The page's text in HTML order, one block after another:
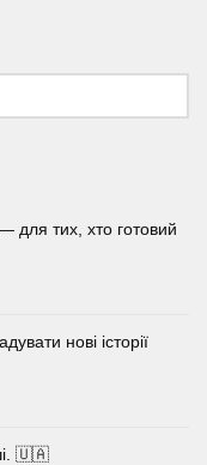
для тих, хто готовий
нові історії
🇺🇦